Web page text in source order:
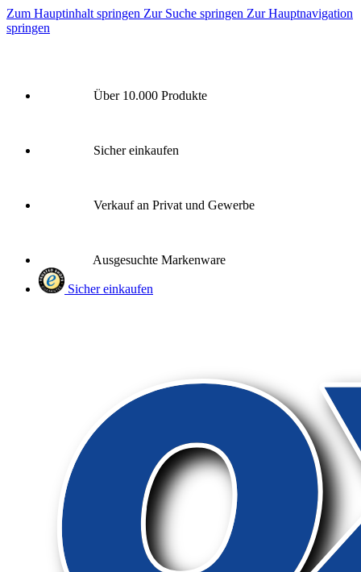
Zum Hauptinhalt springen Zur Suche springen Zur Hauptnavigation
springen
Über 10.000 Produkte
Sicher einkaufen
Verkauf an Privat und Gewerbe
Ausgesuchte Markenware
Sicher einkaufen